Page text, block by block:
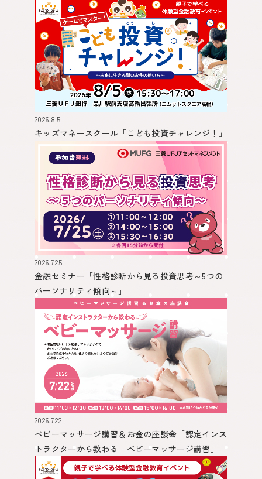
2026.8.5
キッズマネースクール 「こども投資チャレンジ！」
2026.7.25
金融セミナー 「性格診断から見る投資思考～5つの
パーソナリティ傾向～」
2026.7.22
ベビーマッサージ講習＆お金の座談会 「認定インス
トラクターから教わる ベビーマッサージ講習」